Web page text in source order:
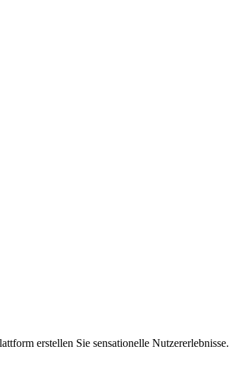
erstellen Sie sensationelle Nutzererlebnisse.